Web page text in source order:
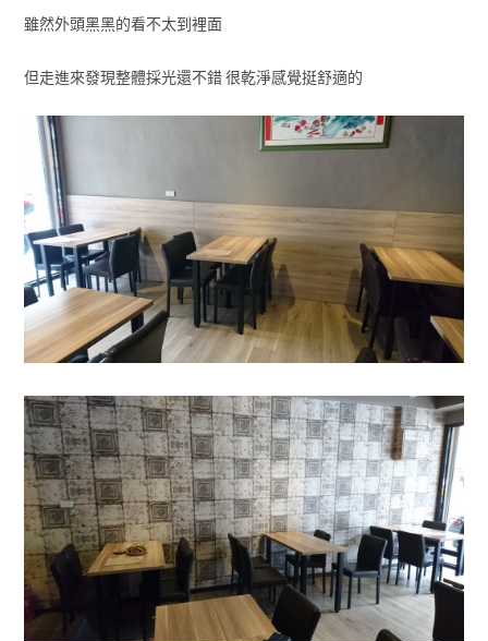
雖然外頭黑黑的看不太到裡面
但走進來發現整體採光還不錯 很乾淨感覺挺舒適的